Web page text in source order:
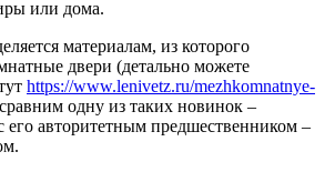
или дома.
материалам, из которого
двери (детально можете
https://www.lenivetz.ru/mezhkomnatnye-
одну из таких новинок –
авторитетным предшественником –